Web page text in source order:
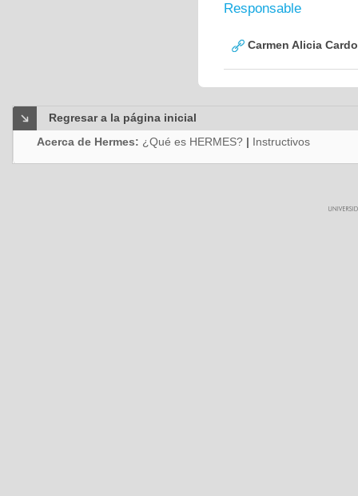
Responsable
Carmen Alicia
Regresar a la página inicial
Acerca de Hermes: ¿Qué es HERMES? | Instructivos